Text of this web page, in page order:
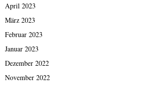
April 2023
März 2023
Februar 2023
Januar 2023
Dezember 2022
November 2022